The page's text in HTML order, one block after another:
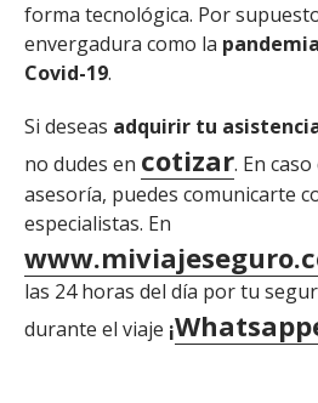
forma tecnológica. Por
envergadura como la pandemia
Covid-19.
Si deseas adquirir tu
no dudes en cotizar. En
asesoría, puedes comunicarte
especialistas. En
las 24 horas del día por tu
durante el viaje ¡